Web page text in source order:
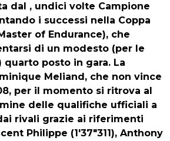
dal , undici volte Campione
i successi nella Coppa
of Endurance), che
di un modesto (per le
quarto posto in gara. La
Meliand, che non vince
per il momento si ritrova al
delle qualifiche ufficiali a
rivali grazie ai riferimenti
Philippe (1'37"311), Anthony